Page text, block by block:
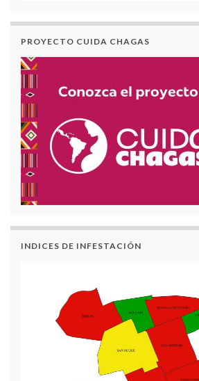
PROYECTO CUIDA CHAGAS
INDICES DE INFESTACIÓN